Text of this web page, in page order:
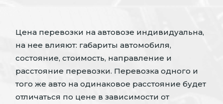
Цена перевозки на автовозе индивидуальна,
на нее влияют: габариты автомобиля,
состояние, стоимость, направление и
расстояние перевозки. Перевозка одного и
того же авто на одинаковое расстояние будет
отличаться по цене в зависимости от